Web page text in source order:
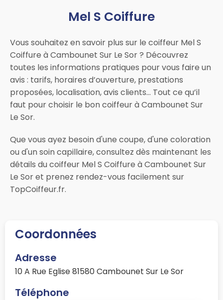
Mel S Coiffure
Vous souhaitez en savoir plus sur le coiffeur Mel S
Coiffure à Cambounet Sur Le Sor ? Découvrez
toutes les informations pratiques pour vous faire un
avis : tarifs, horaires d’ouverture, prestations
proposées, localisation, avis clients… Tout ce qu’il
faut pour choisir le bon coiffeur à Cambounet Sur
Le Sor.
Que vous ayez besoin d'une coupe, d'une coloration
ou d'un soin capillaire, consultez dès maintenant les
détails du coiffeur Mel S Coiffure à Cambounet Sur
Le Sor et prenez rendez-vous facilement sur
TopCoiffeur.fr.
Coordonnées
Adresse
10 A Rue Eglise 81580 Cambounet Sur Le Sor
Téléphone